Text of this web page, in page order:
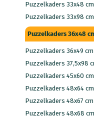
Puzzelkaders 33x48 cm
Puzzelkaders 33x98 cm
Puzzelkaders 36x48
Puzzelkaders 36x49 cm
Puzzelkaders 37,5x98
Puzzelkaders 45x60 cm
Puzzelkaders 48x64 cm
Puzzelkaders 48x67 cm
Puzzelkaders 48x68 cm